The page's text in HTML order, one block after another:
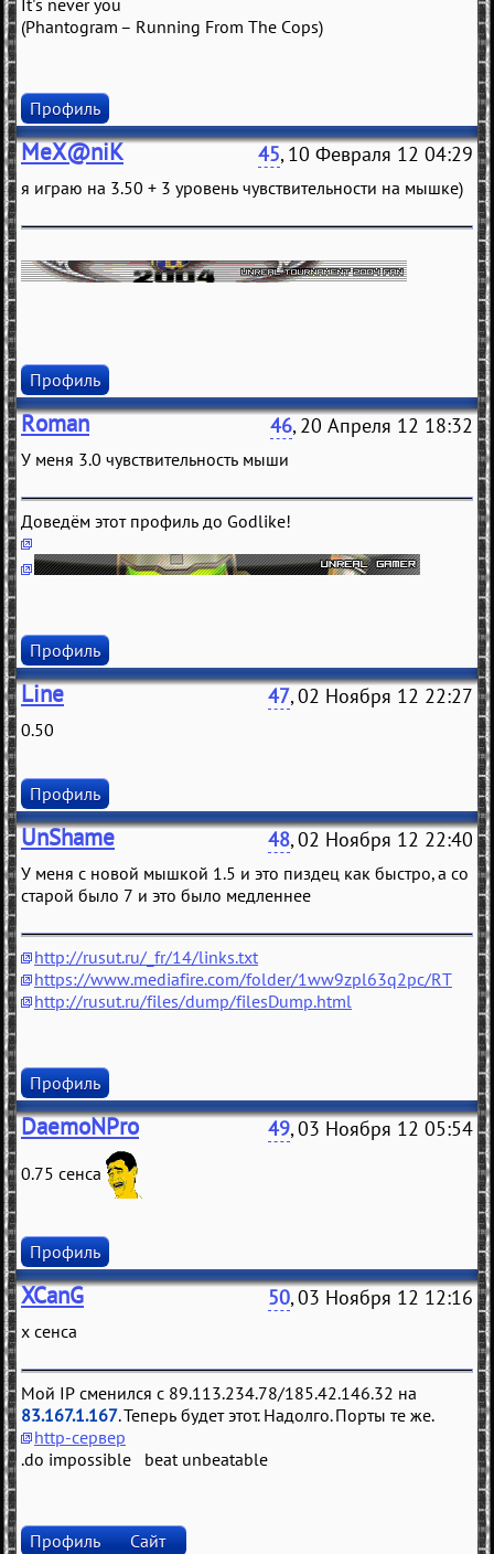
It's never you
(Phantogram – Running From The Cops)
Профиль
MeX@niK 45, 10 Февраля 12 04:29
я играю на 3.50 + 3 уровень чувствительности на мышке)
Профиль
Roman 46, 20 Апреля 12 18:32
У меня 3.0 чувствительность мыши
Доведём этот профиль до Godlike!
Профиль
Line 47, 02 Ноября 12 22:27
0.50
Профиль
UnShame 48, 02 Ноября 12 22:40
У меня с новой мышкой 1.5 и это пиздец как быстро, а со
старой было 7 и это было медленнее
http://rusut.ru/_fr/14/links.txt
https://www.mediafire.com/folder/1ww9zpl63q2pc/RT
http://rusut.ru/files/dump/filesDump.html
Профиль
DaemoNPro 49, 03 Ноября 12 05:54
0.75 сенса
Профиль
XCanG 50, 03 Ноября 12 12:16
х сенса
Мой IP сменился с 89.113.234.78/185.42.146.32 на
83.167.1.167. Теперь будет этот. Надолго. Порты те же.
http-сервер
.do impossible beat unbeatable
Профиль Сайт